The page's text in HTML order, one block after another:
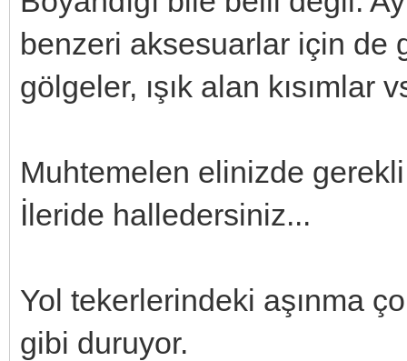
benzeri aksesuarlar için de
gölgeler, ışık alan kısımlar
Muhtemelen elinizde
İleride halledersiniz...
Yol tekerlerindeki aşınma
gibi duruyor.